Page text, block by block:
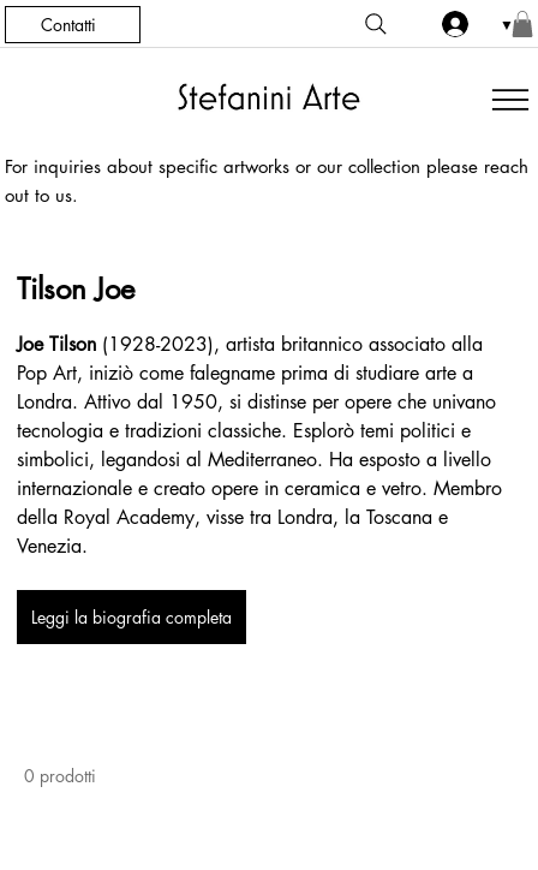
Contatti ▼
For inquiries about specific artworks or our collection please reach
out to us.
Joe Tilson (1928-2023), artista britannico associato alla
Pop Art, iniziò come falegname prima di studiare arte a
Londra. Attivo dal 1950, si distinse per opere che univano
tecnologia e tradizioni classiche. Esplorò temi politici e
simbolici, legandosi al Mediterraneo. Ha esposto a livello
internazionale e creato opere in ceramica e vetro. Membro
della Royal Academy, visse tra Londra, la Toscana e
Venezia.
Leggi la biografia completa
Tilson Joe
0 prodotti